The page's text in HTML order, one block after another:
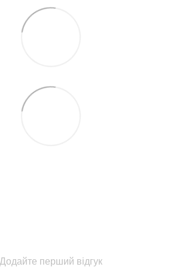
Додайте перший відгук